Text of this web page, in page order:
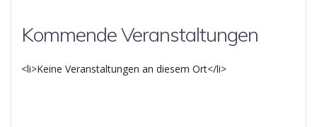
Kommende Veranstaltungen
<li>Keine Veranstaltungen an diesem Ort</li>